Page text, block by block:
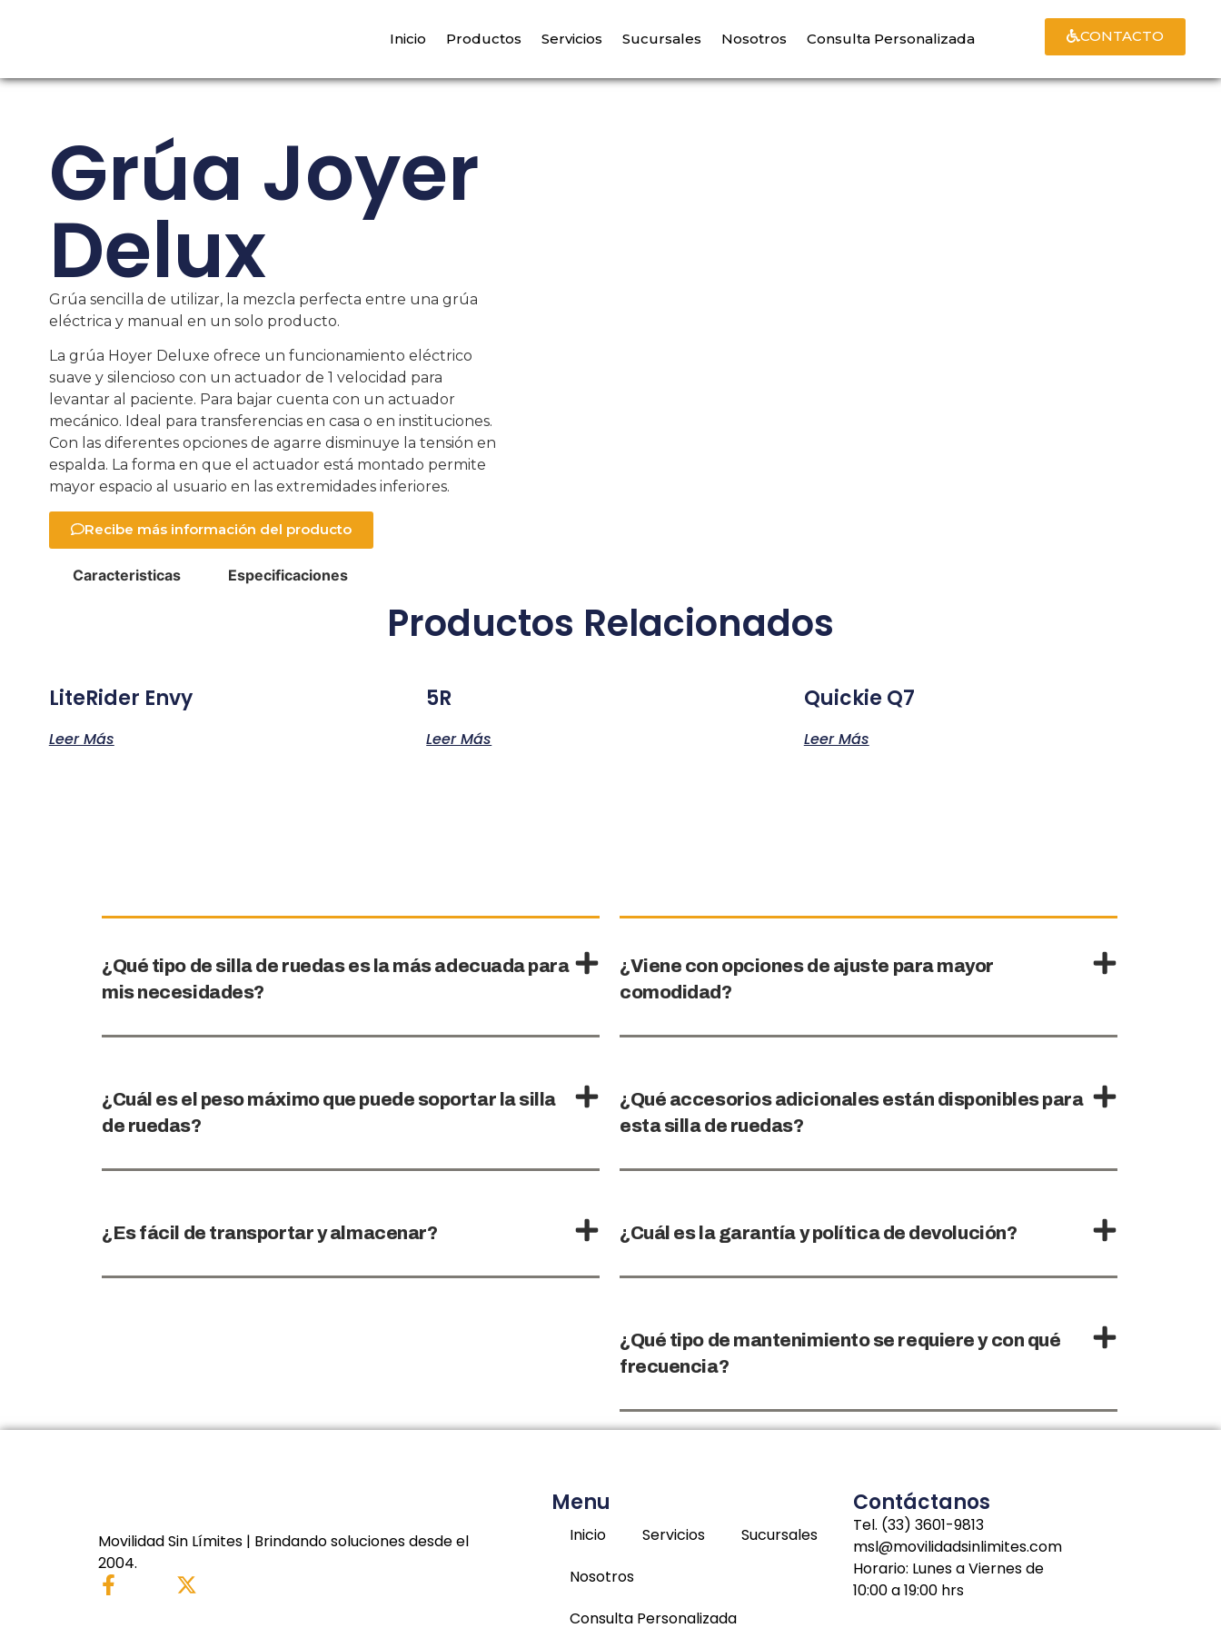
Inicio Productos Servicios Sucursales Nosotros Consulta Personalizada CONTACTO
Grúa Joyer
Delux
Grúa sencilla de utilizar, la mezcla perfecta entre una grúa
eléctrica y manual en un solo producto.
La grúa Hoyer Deluxe ofrece un funcionamiento eléctrico
suave y silencioso con un actuador de 1 velocidad para
levantar al paciente. Para bajar cuenta con un actuador
mecánico. Ideal para transferencias en casa o en instituciones.
Con las diferentes opciones de agarre disminuye la tensión en
espalda. La forma en que el actuador está montado permite
mayor espacio al usuario en las extremidades inferiores.
Recibe más información del producto
Caracteristicas Especificaciones
Productos Relacionados
LiteRider Envy
Leer Más
5R
Leer Más
Quickie Q7
Leer Más
¿Qué tipo de silla de ruedas es la más adecuada para
mis necesidades?
¿Cuál es el peso máximo que puede soportar la silla
de ruedas?
¿Es fácil de transportar y almacenar?
¿Viene con opciones de ajuste para mayor
comodidad?
¿Qué accesorios adicionales están disponibles para
esta silla de ruedas?
¿Cuál es la garantía y política de devolución?
¿Qué tipo de mantenimiento se requiere y con qué
frecuencia?
Movilidad Sin Límites | Brindando soluciones desde el
2004.
Menu
Inicio Servicios
Sucursales
Nosotros
Consulta Personalizada
Contáctanos
Tel. (33) 3601-9813
msl@movilidadsinlimites.com
Horario: Lunes a Viernes de
10:00 a 19:00 hrs